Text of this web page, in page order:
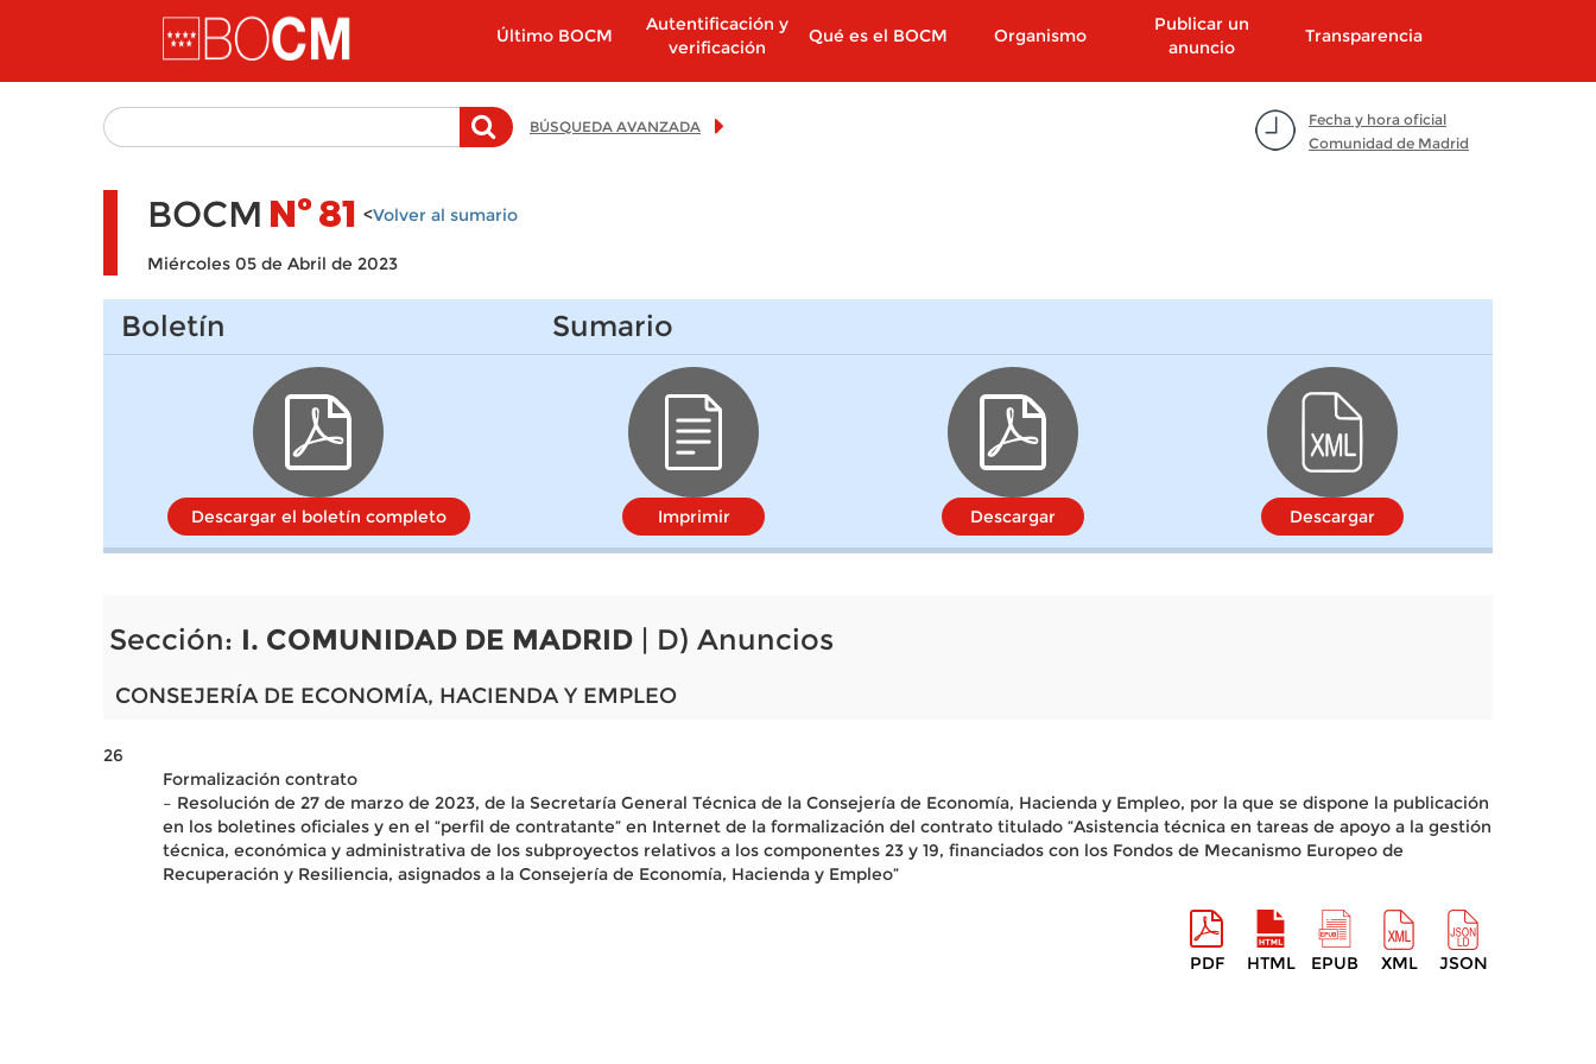
Pasar al contenido principal
Último BOCM
Autentificación y
verificación
Qué es el BOCM Organismo
Publicar un
anuncio
Transparencia
Fecha y hora oficial
Comunidad de Madrid
BÚSQUEDA AVANZADA
BOCM Nº81 <Volver al sumario
Miércoles 05 de Abril de 2023
Boletín
Descargar el boletín completo
Sumario
Imprimir Descargar Descargar
Sección: I. COMUNIDAD DE MADRID | D) Anuncios
CONSEJERÍA DE ECONOMÍA, HACIENDA Y EMPLEO
26
Formalización contrato
– Resolución de 27 de marzo de 2023, de la Secretaría General Técnica de la Consejería de Economía, Hacienda y Empleo, por la que se dispone la publicación
en los boletines oficiales y en el “perfil de contratante” en Internet de la formalización del contrato titulado “Asistencia técnica en tareas de apoyo a la gestión
técnica, económica y administrativa de los subproyectos relativos a los componentes 23 y 19, financiados con los Fondos de Mecanismo Europeo de
Recuperación y Resiliencia, asignados a la Consejería de Economía, Hacienda y Empleo”
PDF HTML EPUB XML JSON